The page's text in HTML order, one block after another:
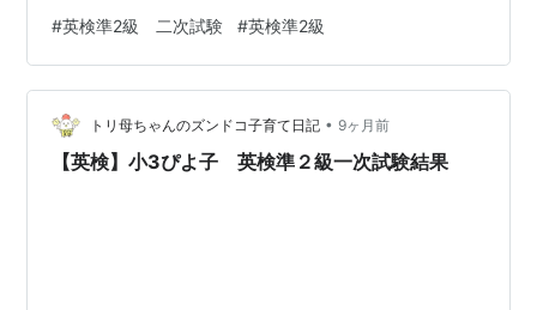
は印をつけたんですけど 見えますかね 分かりづらくて大
変申し訳ないんですが こんな感じの手相 他にも珍しい手
相はいっぱいあるみたいなので ぜひ探してみてはいかが
でしょうか 今日は 英検準2級の二次試験（面接）を受け
てきました 詳しい内容は話せないんですが とにかくめっ
#英検準2級 二次試験 #英検準2級
トリ母ちゃんのズンドコ子育て日記 • 9ヶ月前
【英検】小3ぴよ子 英検準２級一次試験結果